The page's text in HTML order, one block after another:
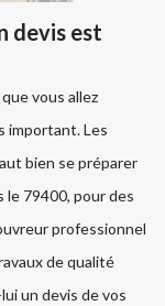
devis est
vous allez
important. Les
bien se préparer
le 79400, pour des
professionnel
de qualité
un devis de vos